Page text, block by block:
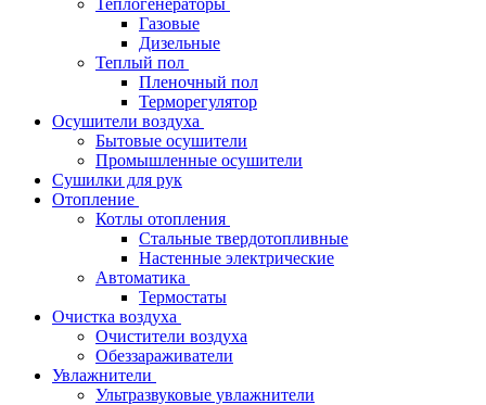
Теплогенераторы
Газовые
Дизельные
Теплый пол
Пленочный пол
Терморегулятор
Осушители воздуха
Бытовые осушители
Промышленные осушители
Сушилки для рук
Отопление
Котлы отопления
Стальные твердотопливные
Настенные электрические
Автоматика
Термостаты
Очистка воздуха
Очистители воздуха
Обеззараживатели
Увлажнители
Ультразвуковые увлажнители